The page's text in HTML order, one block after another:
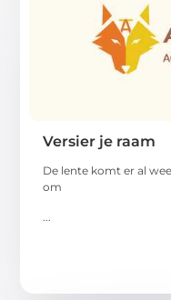
Versier je raam
De lente komt er al
om